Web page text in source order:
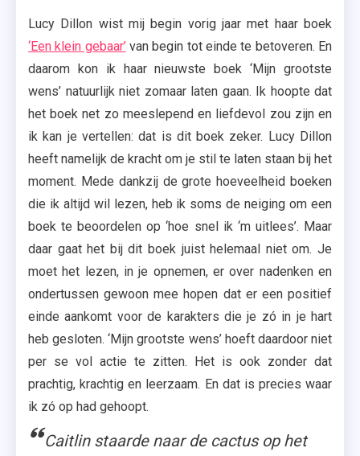
Lucy Dillon wist mij begin vorig jaar met haar boek
‘Een klein gebaar’van begin tot einde te betoveren. En
daarom kon ik haar nieuwste boek ‘Mijn grootste
wens’ natuurlijk niet zomaar laten gaan. Ik hoopte dat
het boek net zo meeslepend en liefdevol zou zijn en
ik kan je vertellen: dat is dit boek zeker. Lucy Dillon
heeft namelijk de kracht om je stil te laten staan bij het
moment. Mede dankzij de grote hoeveelheid boeken
die ik altijd wil lezen, heb ik soms de neiging om een
boek te beoordelen op ‘hoe snel ik ‘m uitlees’. Maar
daar gaat het bij dit boek juist helemaal niet om. Je
moet het lezen, in je opnemen, er over nadenken en
ondertussen gewoon mee hopen dat er een positief
einde aankomt voor de karakters die je zó in je hart
heb gesloten. ‘Mijn grootste wens’ hoeft daardoor niet
per se vol actie te zitten. Het is ook zonder dat
prachtig, krachtig en leerzaam. En dat is precies waar
ik zó op had gehoopt.
Caitlin staarde naar de cactus op het